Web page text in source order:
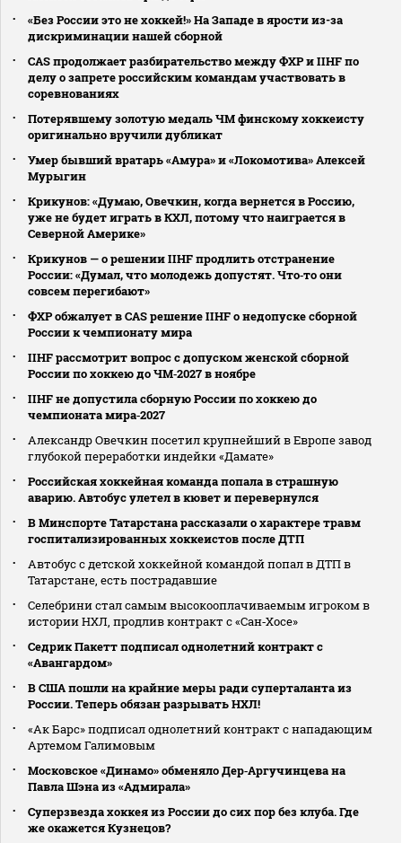
«Без России это не хоккей!» На Западе в ярости из-за
дискриминации нашей сборной
CAS продолжает разбирательство между ФХР и IIHF по
делу о запрете российским командам участвовать в
соревнованиях
Потерявшему золотую медаль ЧМ финскому хоккеисту
оригинально вручили дубликат
Умер бывший вратарь «Амура» и «Локомотива» Алексей
Мурыгин
Крикунов: «Думаю, Овечкин, когда вернется в Россию,
уже не будет играть в КХЛ, потому что наиграется в
Северной Америке»
Крикунов — о решении IIHF продлить отстранение
России: «Думал, что молодежь допустят. Что‑то они
совсем перегибают»
ФХР обжалует в CAS решение IIHF о недопуске сборной
России к чемпионату мира
IIHF рассмотрит вопрос с допуском женской сборной
России по хоккею до ЧМ‑2027 в ноябре
IIHF не допустила сборную России по хоккею до
чемпионата мира‑2027
Александр Овечкин посетил крупнейший в Европе завод
глубокой переработки индейки «Дамате»
Российская хоккейная команда попала в страшную
аварию. Автобус улетел в кювет и перевернулся
В Минспорте Татарстана рассказали о характере травм
госпитализированных хоккеистов после ДТП
Автобус с детской хоккейной командой попал в ДТП в
Татарстане, есть пострадавшие
Селебрини стал самым высокооплачиваемым игроком в
истории НХЛ, продлив контракт с «Сан‑Хосе»
Седрик Пакетт подписал однолетний контракт с
«Авангардом»
В США пошли на крайние меры ради суперталанта из
России. Теперь обязан разрывать НХЛ!
«Ак Барс» подписал однолетний контракт с нападающим
Артемом Галимовым
Московское «Динамо» обменяло Дер‑Аргучинцева на
Павла Шэна из «Адмирала»
Суперзвезда хоккея из России до сих пор без клуба. Где
же окажется Кузнецов?